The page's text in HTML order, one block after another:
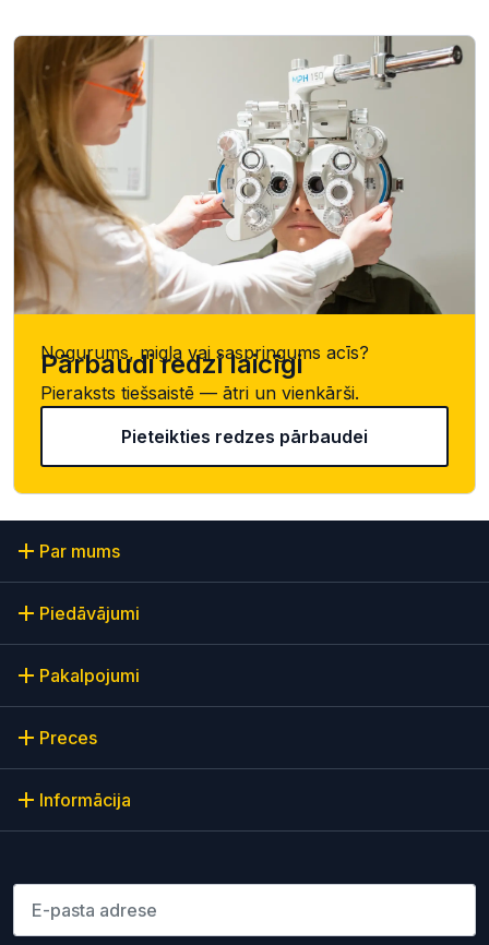
Nogurums, migla vai saspringums acīs?
Pārbaudi redzi laicīgi
Pieraksts tiešsaistē — ātri un vienkārši.
Pieteikties redzes pārbaudei
Par mums
Piedāvājumi
Pakalpojumi
Preces
Informācija
Lūdzu ievadiet e-pasta adresi